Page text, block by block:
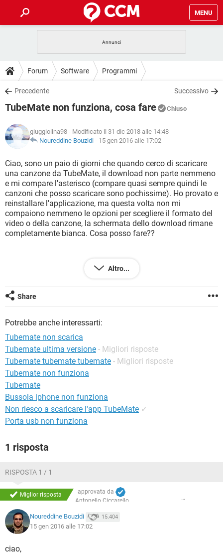
MENU
INTRATTENIMENTO ANDROID
iOS
INSTAGRAM WHATSAPP
TIKTOK
HARDWARE
GUIDE
COVID-19 GAMING
INSTAGRAM WHATSAPP
TIKTOK
HARDWARE
DOWNLOAD
COVID-19 GAMING
INTRATTENIMENTO
iOS WINDOWS 10
INSTAGRAM WHATSAPP
TIKTOK FACEBOOK
HARDWARE
COVID-19 GAMING
INTRATTENIMENTO
iOS WINDOWS 10
INSTAGRAM WHATSAPP
TIKTOK FACEBOOK
HARDWARE
GLOSSARIO
COVID-19 GAMING
INTRATTENIMENTO ANDROID
iOS WINDOWS 10
INSTAGRAM WHATSAPP
TIKTOK FACEBOOK
Forum Software Programmi
Precedente Successivo
TubeMate non funziona, cosa fare Chiuso
giuggiolina98 - Modificato il 31 dic 2018 alle 14:48
Noureddine Bouzidi - 15 gen 2016 alle 17:02
Ciao, sono un paio di giorni che quando cerco di scaricare
una canzone da TubeMate, il download non parte nemmeno
e mi compare l'asterisco (compare quasi sempre quindi le
canzoni che posso scaricare sono pochissime). Ho provato e
reinstallare l'applicazione, ma questa volta non mi
compaiono nemmeno le opzioni per scegliere il formato del
video o della canzone, la schermata dello download rimane
completamente bianca. Cosa posso fare??
Altro...
Share
Potrebbe anche interessarti:
Tubemate non scarica
Tubemate ultima versione - Migliori risposte
Tubemate tubemate tubemate - Migliori risposte
Tubemate non funziona
Tubemate
Bussola iphone non funziona
Non riesco a scaricare l'app TubeMate ✓
Porta usb non funziona
1 risposta
RISPOSTA 1 / 1
Miglior risposta
approvata da
Antonello Ciccarello
Noureddine Bouzidi 15.404
15 gen 2016 alle 17:02
ciao,